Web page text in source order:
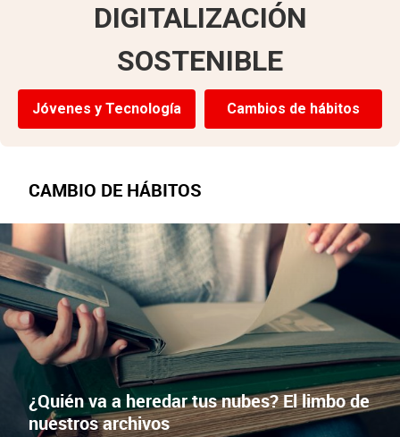
DIGITALIZACIÓN
SOSTENIBLE
Jóvenes y Tecnología Cambios de hábitos
CAMBIO DE HÁBITOS
FOTOS DIGITALES
X Facebook
¿Quién va a heredar tus nubes? El limbo de
nuestros archivos